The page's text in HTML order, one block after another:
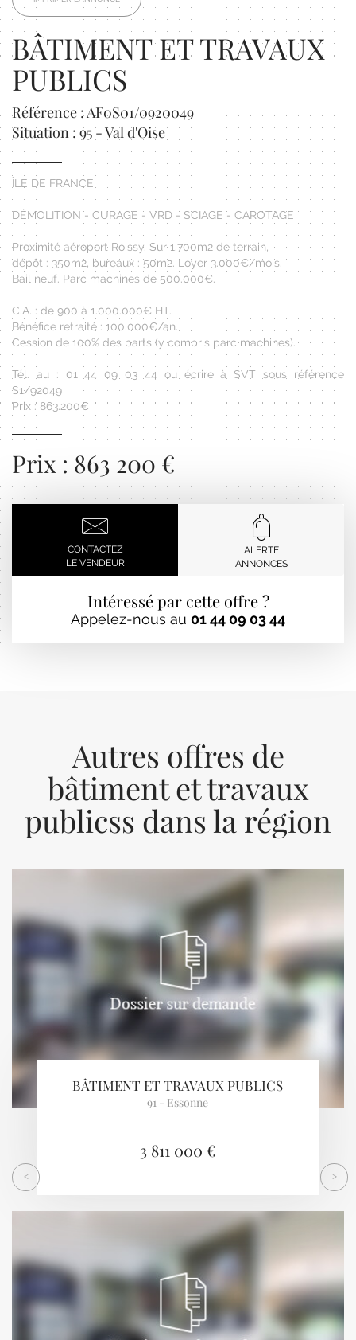
BÂTIMENT ET TRAVAUX
PUBLICS
Référence : AF0S01/0920049
Situation : 95 - Val d'Oise
ÎLE DE FRANCE
DÉMOLITION - CURAGE - VRD - SCIAGE - CAROTAGE
Proximité aéroport Roissy. Sur 1.700m2 de terrain,
dépôt : 350m2, bureaux : 50m2. Loyer 3.000€/mois.
Bail neuf. Parc machines de 500.000€.
C.A. : de 900 à 1.000.000€ HT.
Bénéfice retraité : 100.000€/an.
Cession de 100% des parts (y compris parc machines).
Tél. au : 01 44 09 03 44 ou écrire à SVT sous référence
S1/92049
Prix : 863.200€
Prix : 863 200 €
CONTACTEZ
LE VENDEUR
ALERTE
ANNONCES
Intéressé par cette offre ?
Appelez-nous au 01 44 09 03 44
Autres offres de
bâtiment et travaux
publicss dans la région
BÂTIMENT ET TRAVAUX PUBLICS
91 - Essonne
3 811 000 €
< >